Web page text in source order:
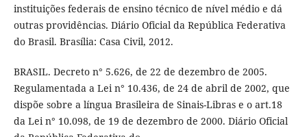
instituições federais de ensino técnico de nível médio e dá
outras providências. Diário Oficial da República Federativa
do Brasil. Brasília: Casa Civil, 2012.
BRASIL. Decreto n° 5.626, de 22 de dezembro de 2005.
Regulamentada a Lei n° 10.436, de 24 de abril de 2002, que
dispõe sobre a língua Brasileira de Sinais-Libras e o art.18
da Lei n° 10.098, de 19 de dezembro de 2000. Diário Oficial